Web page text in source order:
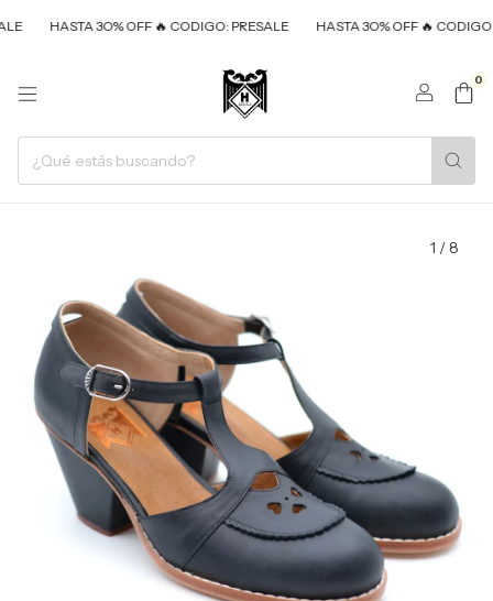
HASTA 3O% OFF 🔥 CODIGO: PRESALE HASTA 3O% OFF 🔥 CODIGO:
0
1 /8